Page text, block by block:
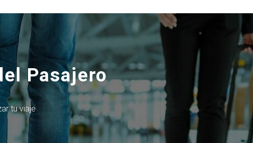
Pasajero
tu viaje